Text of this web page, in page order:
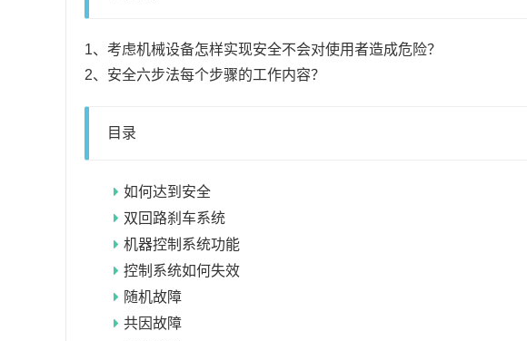
1、考虑机械设备怎样实现安全不会对使用者造成危险？
2、安全六步法每个步骤的工作内容？
目录
如何达到安全
双回路刹车系统
机器控制系统功能
控制系统如何失效
随机故障
共因故障